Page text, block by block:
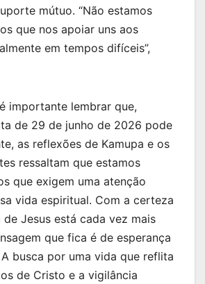
mútuo. “Não estamos
que nos apoiar uns aos
em tempos difíceis”,
importante lembrar que,
de 29 de junho de 2026 pode
as reflexões de Kamupa e os
ressaltam que estamos
que exigem uma atenção
vida espiritual. Com a certeza
Jesus está cada vez mais
que fica é de esperança
busca por uma vida que reflita
de Cristo e a vigilância